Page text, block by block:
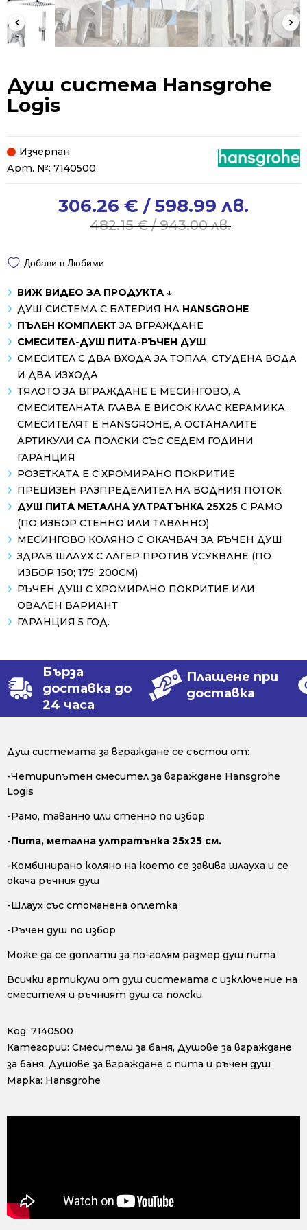
Душ система Hansgrohe
Logis
Изчерпан
Арт. №: 7140500
482.15€/ 943.00 лв.
482.15 €
943.00 лв..
306.26 € / 598.99 лв.
306.26 €
598.99 лв..
Добави в Любими
ВИЖ ВИДЕО ЗА ПРОДУКТА ↓
ДУШ СИСТЕМА С БАТЕРИЯ НА HANSGROHE
ПЪЛЕН КОМПЛЕКТ ЗА ВГРАЖДАНЕ
СМЕСИТЕЛ-ДУШ ПИТА-РЪЧЕН ДУШ
СМЕСИТЕЛ С ДВА ВХОДА ЗА ТОПЛА, СТУДЕНА ВОДА
И ДВА ИЗХОДА
ТЯЛОТО ЗА ВГРАЖДАНЕ Е МЕСИНГОВО, А
СМЕСИТЕЛНАТА ГЛАВА Е ВИСОК КЛАС КЕРАМИКА.
СМЕСИТЕЛЯТ E HANSGROHE, А ОСТАНАЛИТЕ
АРТИКУЛИ СА ПОЛСКИ СЪС СЕДЕМ ГОДИНИ
ГАРАНЦИЯ
РОЗЕТКАТА Е С ХРОМИРАНО ПОКРИТИЕ
ПРЕЦИЗЕН РАЗПРЕДЕЛИТЕЛ НА ВОДНИЯ ПОТОК
ДУШ ПИТА МЕТАЛНА УЛТРАТЪНКА 25Х25 С РАМО
(ПО ИЗБОР СТЕННО ИЛИ ТАВАННО)
МЕСИНГОВО КОЛЯНО С ОКАЧВАЧ ЗА РЪЧЕН ДУШ
ЗДРАВ ШЛАУХ С ЛАГЕР ПРОТИВ УСУКВАНЕ (ПО
ИЗБОР 150; 175; 200СМ)
РЪЧЕН ДУШ С ХРОМИРАНО ПОКРИТИЕ ИЛИ
ОВАЛЕН ВАРИАНТ
ГАРАНЦИЯ 5 ГОД.
Бърза
доставка до
24 часа
Плащене при
доставка
Душ системата за вграждане се състои от:
-Четирипътен смесител за вграждане Hansgrohe
Logis
-Рамо, таванно или стенно по избор
-Пита, метална ултратънка 25x25 см.
-Комбинирано коляно на което се завива шлауха и се
окача ръчния душ
-Шлаух със стоманена оплетка
-Ръчен душ по избор
Може да се доплати за по-голям размер душ пита
Всички артикули от душ системата с изключение на
смесителя и ръчният душ са полски
Код: 7140500
Категории: Смесители за баня, Душове за вграждане
за баня, Душове за вграждане с пита и ръчен душ
Марка: Hansgrohe